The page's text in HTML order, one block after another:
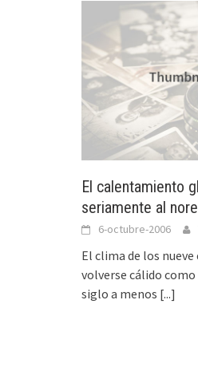
El calentamiento
seriamente al
6-octubre-2006
El clima de los
volverse cálido como
siglo a menos [...]